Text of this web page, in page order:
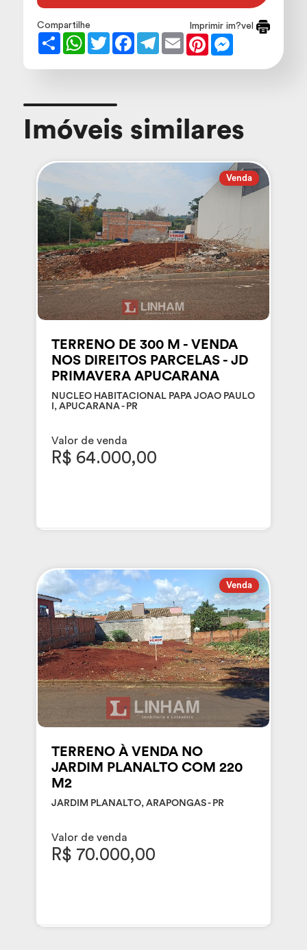
Imprimir im?vel
Compartilhe
Share
WhatsApp
TwitterFacebookTelegram
Email PinterestMessenger
Imóveis similares
Venda
TERRENO DE 300 M - VENDA
NOS DIREITOS PARCELAS - JD
PRIMAVERA APUCARANA
NUCLEO HABITACIONAL PAPA JOAO PAULO
I, APUCARANA - PR
Valor de venda
R$ 64.000,00
Venda
TERRENO À VENDA NO
JARDIM PLANALTO COM 220
M2
JARDIM PLANALTO, ARAPONGAS - PR
Valor de venda
R$ 70.000,00